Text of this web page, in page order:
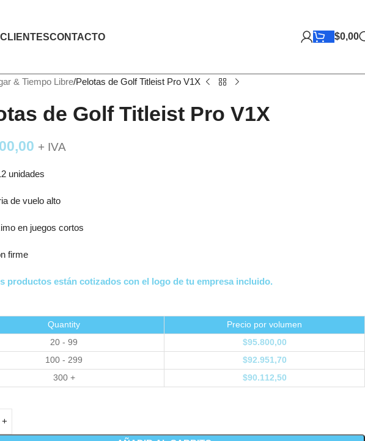
CONTACTO $0,00
& Tiempo Libre Pelotas de Golf Titleist Pro V1X
de Golf Titleist Pro V1X
+ IVA
unidades
de vuelo alto
en juegos cortos
firme
productos están cotizados con el logo de tu empresa incluido.
Quantity
Precio por volumen
20 - 99
$95.800,00
100 - 299
$92.951,70
300 +
$90.112,50